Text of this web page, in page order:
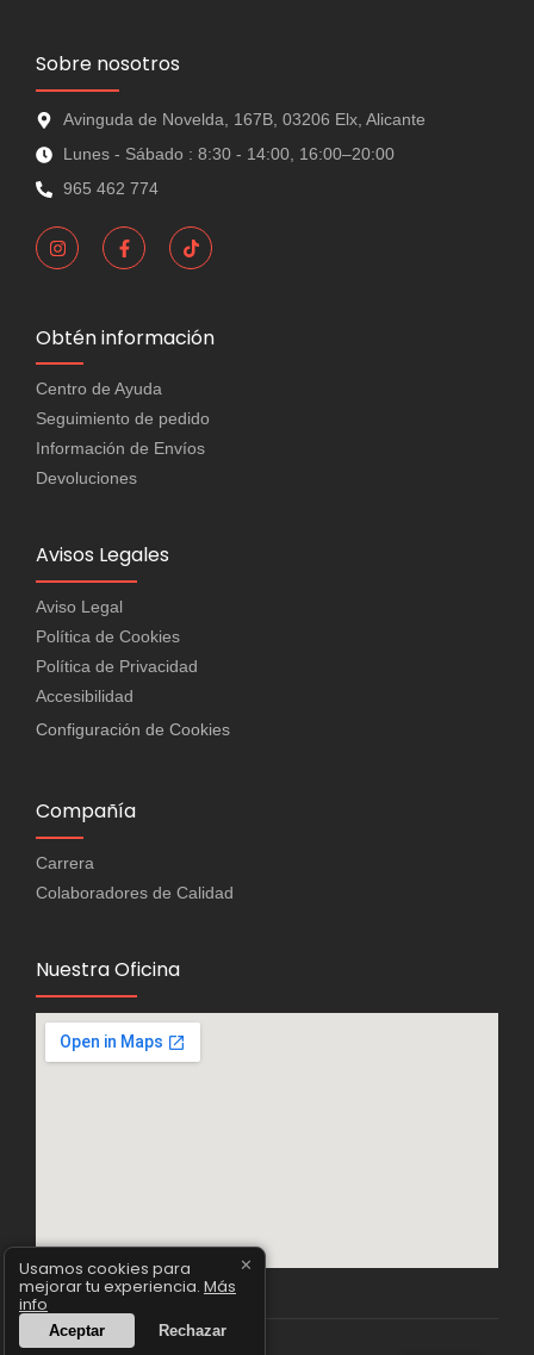
Sobre nosotros
Avinguda de Novelda, 167B, 03206 Elx, Alicante
Lunes - Sábado : 8:30 - 14:00, 16:00–20:00
965 462 774
Obtén información
Centro de Ayuda
Seguimiento de pedido
Información de Envíos
Devoluciones
Avisos Legales
Aviso Legal
Política de Cookies
Política de Privacidad
Accesibilidad
✕
Usamos cookies para
mejorar tu experiencia. Más
info
Aceptar Rechazar
Configuración de Cookies
Compañía
Carrera
Colaboradores de Calidad
Nuestra Oficina